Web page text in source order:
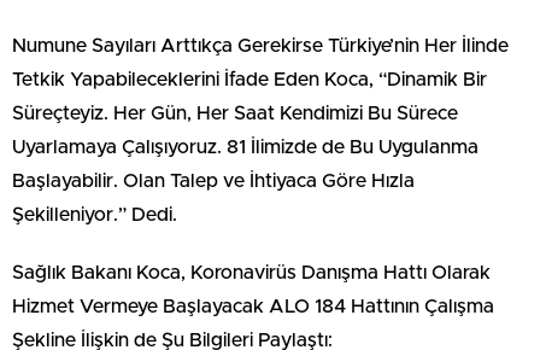
Numune Sayıları Arttıkça Gerekirse Türkiye’nin Her İlinde
Tetkik Yapabileceklerini İfade Eden Koca, “Dinamik Bir
Süreçteyiz. Her Gün, Her Saat Kendimizi Bu Sürece
Uyarlamaya Çalışıyoruz. 81 İlimizde de Bu Uygulanma
Başlayabilir. Olan Talep ve İhtiyaca Göre Hızla
Şekilleniyor.” Dedi.
Sağlık Bakanı Koca, Koronavirüs Danışma Hattı Olarak
Hizmet Vermeye Başlayacak ALO 184 Hattının Çalışma
Şekline İlişkin de Şu Bilgileri Paylaştı: